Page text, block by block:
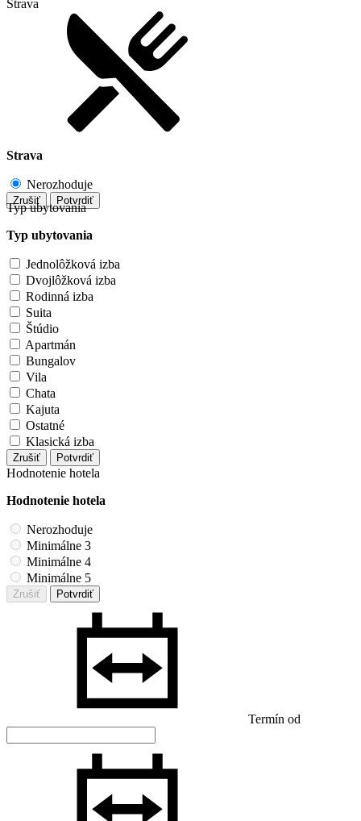
Strava
Strava
Nerozhoduje
Zrušiť Potvrdiť
Typ ubytovania
Typ ubytovania
Jednolôžková izba
Dvojlôžková izba
Rodinná izba
Suita
Štúdio
Apartmán
Bungalov
Vila
Chata
Kajuta
Ostatné
Klasická izba
Zrušiť Potvrdiť
Hodnotenie hotela
Hodnotenie hotela
Nerozhoduje
Minimálne 3
Minimálne 4
Minimálne 5
Zrušiť Potvrdiť
Termín od